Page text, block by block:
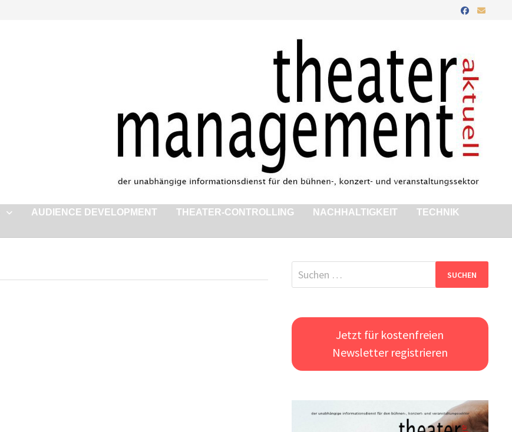
AUDIENCE DEVELOPMENT THEATER-CONTROLLING NACHHALTIGKEIT
TECHNIK
Suchen
nach:
Jetzt für kostenfreien
Newsletter registrieren